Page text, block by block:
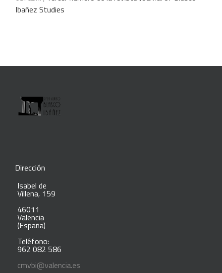
Ibañez Studies
Dirección
Isabel de
Villena, 159
46011
Valencia
(España)
Teléfono:
962 082 586
cmvbi@valencia.es